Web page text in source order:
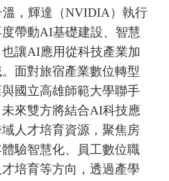
，輝達（NVIDIA）執行
帶動AI基礎建設、智慧
讓AI應用從科技產業加
面對旅宿產業數位轉型
與國立高雄師範大學聯手
來雙方將結合AI科技應
人才培育資源，聚焦房
驗智慧化、員工數位職
培育等方向，透過產學